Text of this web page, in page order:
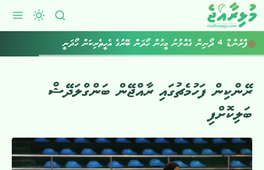
ފްރެންޑް 4 ދޯނިން ގެއްލުނު މީހުން ހޯދަން ބޭރުގެ އެހީތެރިކަން ހޯދަނީ
ރޭންކިން ފަހުމެޗުގައި ރާއްޖޭން ބަންގްލަދޭޝް
ބަލިކޮށްފި